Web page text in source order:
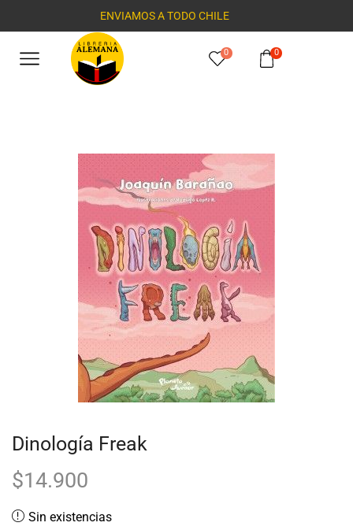
ENVIAMOS A TODO CHILE
0 0
Dinología Freak
$14.900
Sin existencias